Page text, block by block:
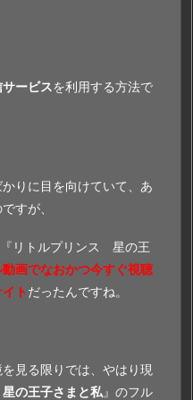
ービスを利用する方法で
りに目を向けていて、あ
すが、
リトルプリンス 星の王
画でなおかつ今すぐ視聴
ト だったんですね。
見る限りでは、やはり現
の王子さまと私』のフル